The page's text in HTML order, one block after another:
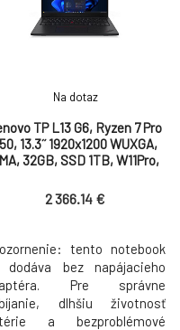
21R5004KCK Procesor
Core Ultra 5 225U, 12C (2P
TP L13 G6, Ryzen 7 Pro
13.3˝ 1920x1200 WUXGA,
32GB, SSD 1TB, W11Pro,
Na dotaz
2 366.14 €
tento notebook
dodáva bez napájacieho
Pre správne
dlhšiu životnosť
a bezproblémové